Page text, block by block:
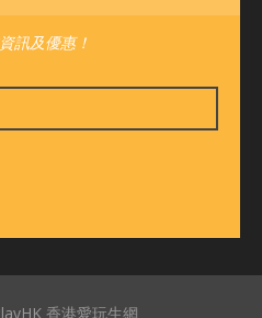
訊及優惠！
香港愛玩生網